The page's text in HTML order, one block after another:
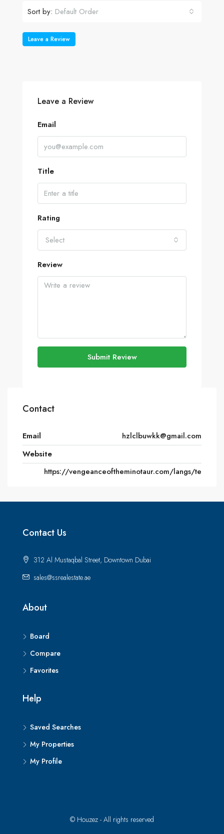
Sort by: Default Order
Leave a Review
Leave a Review
Email
Title
Rating
Select
Review
Submit Review
Contact
Email
hzlclbuwkk@gmail.com
Website
https://vengeanceoftheminotaur.com/langs/te
Contact Us
312 Al Mustaqbal Street, Downtown Dubai
sales@ssrealestate.ae
About
Board
Compare
Favorites
Help
Saved Searches
My Properties
My Profile
© Houzez - All rights reserved